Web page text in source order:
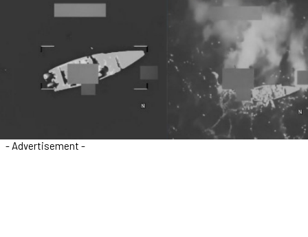
- Advertisement -